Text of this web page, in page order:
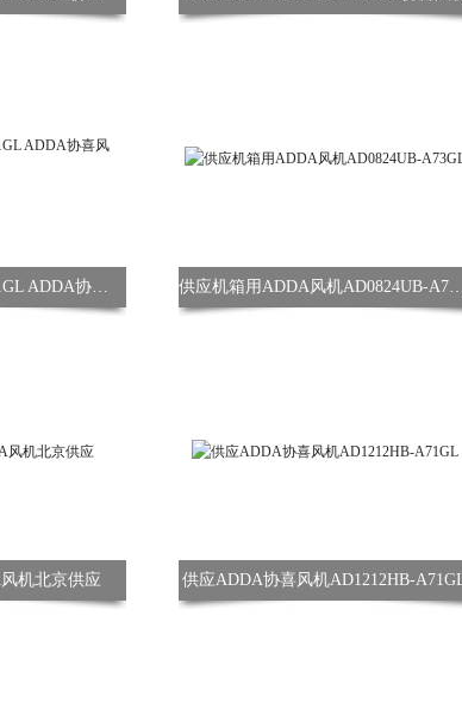
电脑机箱AD1212HB-A71GL ADDA协喜风机 供应机箱用ADDA风机
机北京供应 供应ADDA协喜风机AD1212HB-